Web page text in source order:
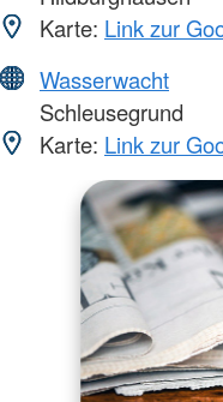
Karte: Link zur
Wasserwacht
Schleusegrund
Karte: Link zur